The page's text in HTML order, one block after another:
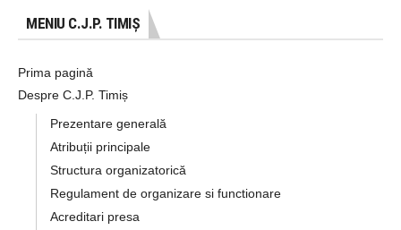
MENIU C.J.P. TIMIȘ
Prima pagină
Despre C.J.P. Timiș
Prezentare generală
Atribuții principale
Structura organizatorică
Regulament de organizare si functionare
Acreditari presa